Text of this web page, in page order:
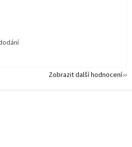
je 5 z 5 hvězdiček.
Zobrazit další hodnocení